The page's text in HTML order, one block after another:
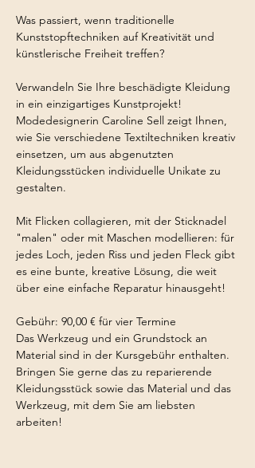
Was passiert, wenn traditionelle
Kunststopftechniken auf Kreativität und
künstlerische Freiheit treffen?
Verwandeln Sie Ihre beschädigte Kleidung
in ein einzigartiges Kunstprojekt!
Modedesignerin Caroline Sell zeigt Ihnen,
wie Sie verschiedene Textiltechniken kreativ
einsetzen, um aus abgenutzten
Kleidungsstücken individuelle Unikate zu
gestalten.
Mit Flicken collagieren, mit der Sticknadel
"malen" oder mit Maschen modellieren: für
jedes Loch, jeden Riss und jeden Fleck gibt
es eine bunte, kreative Lösung, die weit
über eine einfache Reparatur hinausgeht!
Gebühr: 90,00 € für vier Termine
Das Werkzeug und ein Grundstock an
Material sind in der Kursgebühr enthalten.
Bringen Sie gerne das zu reparierende
Kleidungsstück sowie das Material und das
Werkzeug, mit dem Sie am liebsten
arbeiten!